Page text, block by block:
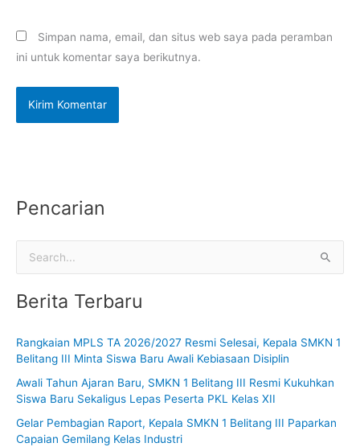
Simpan nama, email, dan situs web saya pada peramban
ini untuk komentar saya berikutnya.
Pencarian
u
t
k
Berita Terbaru
Rangkaian MPLS TA 2026/2027 Resmi Selesai, Kepala SMKN 1
Belitang III Minta Siswa Baru Awali Kebiasaan Disiplin
Awali Tahun Ajaran Baru, SMKN 1 Belitang III Resmi Kukuhkan
Siswa Baru Sekaligus Lepas Peserta PKL Kelas XII
Gelar Pembagian Raport, Kepala SMKN 1 Belitang III Paparkan
Capaian Gemilang Kelas Industri